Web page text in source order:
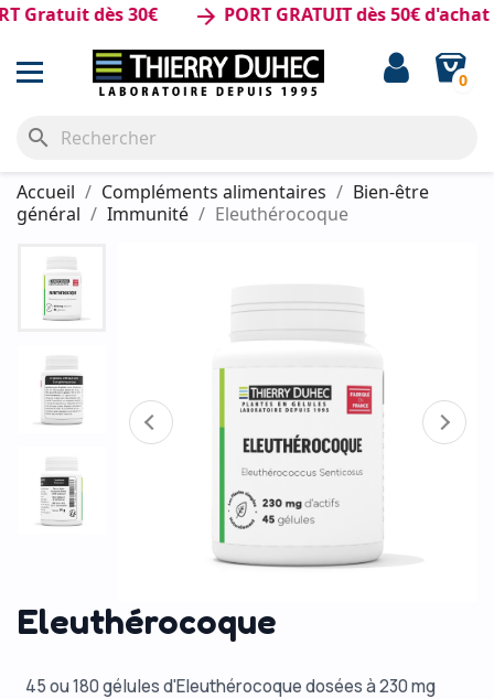
dès 30€ PORT GRATUIT dès 50€ d'achat
0
search
Accueil Compléments alimentaires
Bien-être
général
Immunité Eleuthérocoque
Eleuthérocoque
45 ou 180 gélules d'Eleuthérocoque dosées à 230 mg